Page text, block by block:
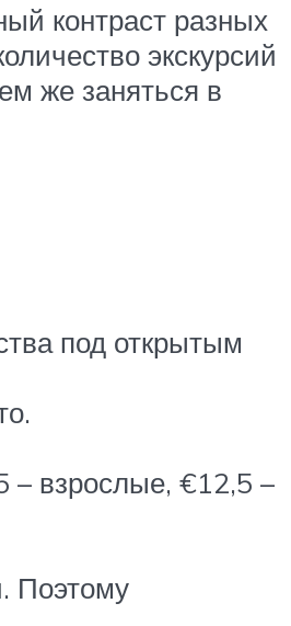
контраст разных
экскурсий
же заняться в
под открытым
– взрослые, €12,5 –
Поэтому